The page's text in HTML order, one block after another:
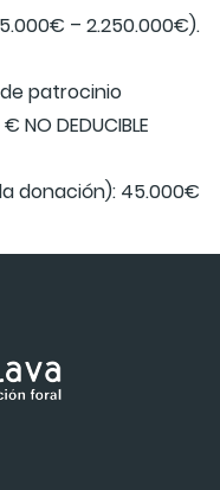
– 2.250.000€).
patrocinio
NO DEDUCIBLE
donación): 45.000€